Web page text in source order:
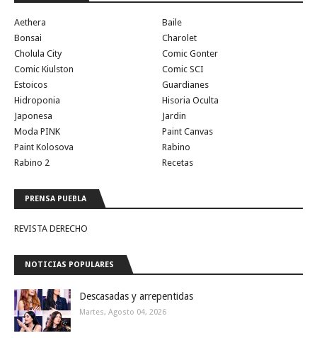
Aethera
Baile
Bonsai
Charolet
Cholula City
Comic Gonter
Comic Kiulston
Comic SCI
Estoicos
Guardianes
Hidroponia
Hisoria Oculta
Japonesa
Jardin
Moda PINK
Paint Canvas
Paint Kolosova
Rabino
Rabino 2
Recetas
PRENSA PUEBLA
REVISTA DERECHO
NOTICIAS POPULARES
Descasadas y arrepentidas
Martes, Agosto 04, 2026